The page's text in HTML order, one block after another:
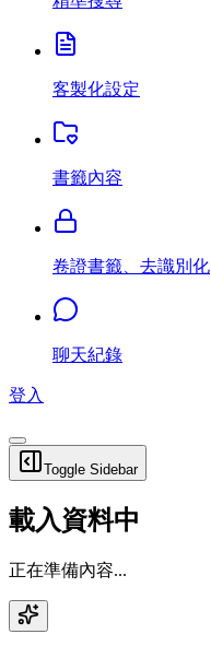
客製化設定
書籤內容
卷證書籤、去識別化
聊天紀錄
登入
Toggle Sidebar
載入資料中
正在準備內容...